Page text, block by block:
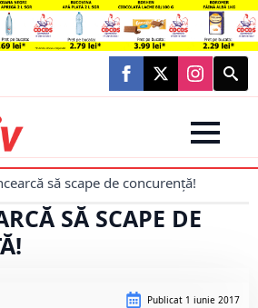
Search
for:
să scape de concurență!
SĂ SCAPE DE
Publicat 1 iunie 2017